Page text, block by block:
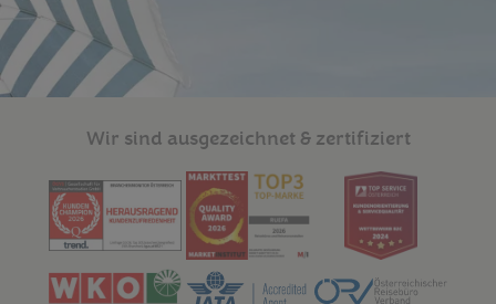
Wir sind ausgezeichnet & zertifiziert